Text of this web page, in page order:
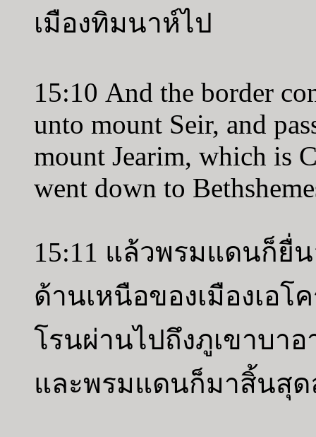
เมืองทิมนาห์ไป
15:10 And the border
unto mount Seir, and
mount Jearim, which is
went down to
15:11 แล้วพรมแดนก็ยื่
ด้านเหนือของเมืองเอโ
โรนผ่านไปถึงภูเขาบาอ
และพรมแดนก็มาสิ้นสุด